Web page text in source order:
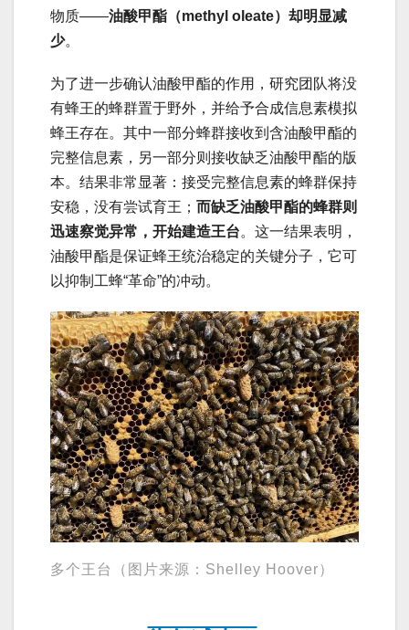
物质——油酸甲酯（methyl oleate）却明显减
少。
为了进一步确认油酸甲酯的作用，研究团队将没
有蜂王的蜂群置于野外，并给予合成信息素模拟
蜂王存在。其中一部分蜂群接收到含油酸甲酯的
完整信息素，另一部分则接收缺乏油酸甲酯的版
本。结果非常显著：接受完整信息素的蜂群保持
安稳，没有尝试育王； 而缺乏油酸甲酯的蜂群则
迅速察觉异常，开始建造王台。这一结果表明，
油酸甲酯是保证蜂王统治稳定的关键分子，它可
以抑制工蜂“革命”的冲动。
多个王台（图片来源：Shelley Hoover）